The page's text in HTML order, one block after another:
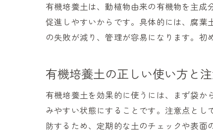
有機培養土は、動植物由来の有機物を主
促進しやすいからです。具体的には、腐葉
の失敗が減り、管理が容易になります。初
有機培養土の正しい使い方と
有機培養土を効果的に使うには、まず袋
みやすい状態にすることです。注意点と
防するため、定期的な土のチェックや表面